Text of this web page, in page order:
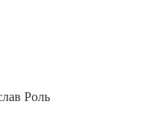
Роль